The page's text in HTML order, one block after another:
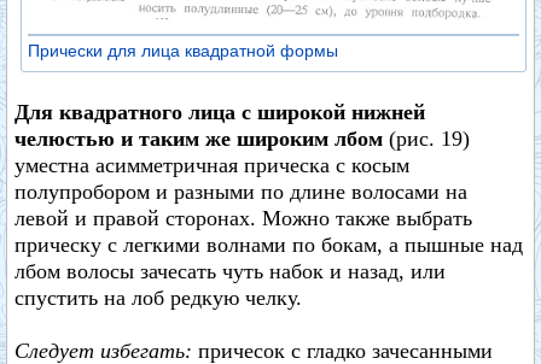
Прически для лица квадратной формы
Для квадратного лица с широкой нижней
челюстью и таким же широким лбом (рис. 19)
уместна асимметричная прическа с косым
полупробором и разными по длине волосами на
левой и правой сторонах. Можно также выбрать
прическу с легкими волнами по бокам, а пышные над
лбом волосы зачесать чуть набок и назад, или
спустить на лоб редкую челку.
Следует избегать: причесок с гладко зачесанными